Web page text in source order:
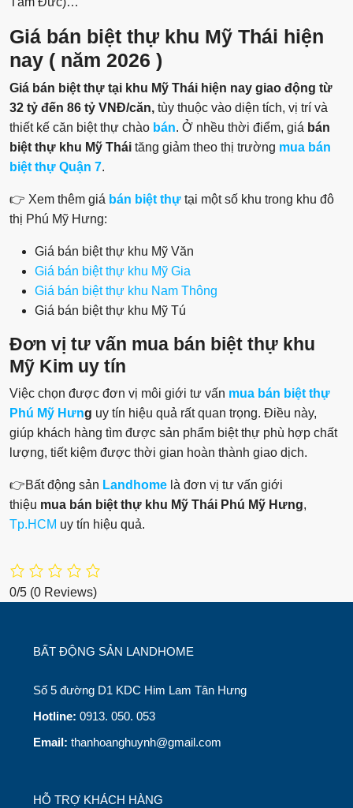
Giá bán biệt thự khu Mỹ Thái hiện
nay ( năm 2026 )
Giá bán biệt thự tại khu Mỹ Thái hiện nay giao động từ
32 tỷ đến 86 tỷ VNĐ/căn, tùy thuộc vào diện tích, vị trí và
thiết kế căn biệt thự chào bán. Ở nhều thời điểm, giá bán
biệt thự khu Mỹ Thái tăng giảm theo thị trường mua bán
biệt thự Quận 7.
👉 Xem thêm giá bán biệt thự tại một số khu trong khu đô
thị Phú Mỹ Hưng:
Giá bán biệt thự khu Mỹ Văn
Giá bán biệt thự khu Mỹ Gia
Giá bán biệt thự khu Nam Thông
Giá bán biệt thự khu Mỹ Tú
Đơn vị tư vấn mua bán biệt thự khu
Mỹ Kim uy tín
Việc chọn được đơn vị môi giới tư vấn mua bán biệt thự
Phú Mỹ Hưng uy tín hiệu quả rất quan trọng. Điều này,
giúp khách hàng tìm được sản phẩm biệt thự phù hợp chất
lượng, tiết kiệm được thời gian hoàn thành giao dịch.
👉Bất động sản Landhome là đơn vị tư vấn giới
thiệu mua bán biệt thự khu Mỹ Thái Phú Mỹ Hưng,
Tp.HCM uy tín hiệu quả.
0/5 (0 Reviews)
BẤT ĐỘNG SẢN LANDHOME
Số 5 đường D1 KDC Him Lam Tân Hưng
Hotline: 0913. 050. 053
Email: thanhoanghuynh@gmail.com
HỖ TRỢ KHÁCH HÀNG